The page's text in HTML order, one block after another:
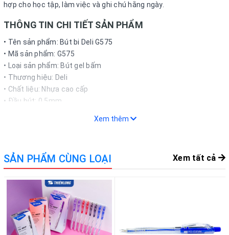
hợp cho học tập, làm việc và ghi chú hằng ngày.
THÔNG TIN CHI TIẾT SẢN PHẨM
• Tên sản phẩm: Bút bi Deli G575
• Mã sản phẩm: G575
• Loại sản phẩm: Bút gel bấm
• Thương hiệu: Deli
• Chất liệu: Nhựa cao cấp
• Đầu bút: 0.5mm
• Mô tả khác: Thiết kế bấm tiện lợi, dễ sử dụng và thay ruột khi
cần
• Màu sắc: Xanh, đen
• Quy cách: Cây / Hộp
• Xuất xứ: Trung Quốc
CÁCH THỨC MUA HÀNG
Xem thêm
SẢN PHẨM CÙNG LOẠI Xem tất cả